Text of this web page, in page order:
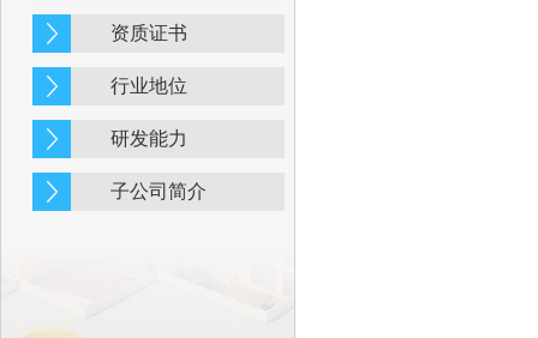
资质证书
行业地位
研发能力
子公司简介